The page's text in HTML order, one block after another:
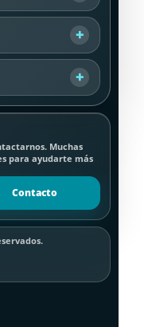
Muchas
para ayudarte más
Contacto